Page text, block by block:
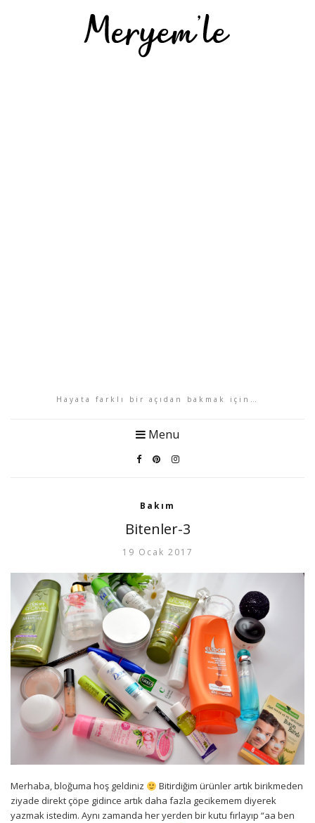
Hayata farklı bir açıdan bakmak için…
Menu
Bakım
Bitenler-3
19 Ocak 2017
Merhaba, bloğuma hoş geldiniz
Bitirdiğim ürünler artık birikmeden
ziyade direkt çöpe gidince artık daha fazla gecikemem diyerek
yazmak istedim. Aynı zamanda her yerden bir kutu fırlayıp “aa ben